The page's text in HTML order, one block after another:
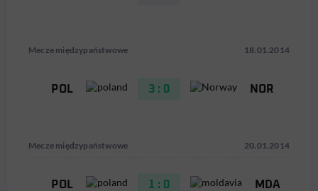
Mecze międzypaństwowe 18.01.2014
POL 3 : 0 NOR
Mecze międzypaństwowe 20.01.2014
POL 1 : 0 MDA